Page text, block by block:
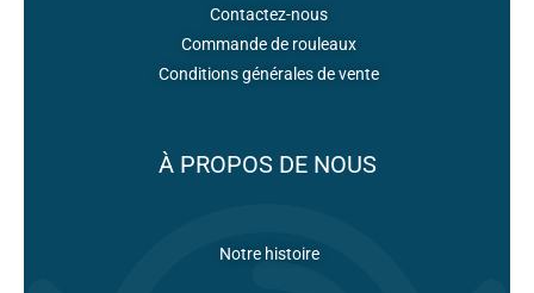
Contactez-nous
Commande de rouleaux
Conditions générales de vente
À PROPOS DE NOUS
Notre histoire